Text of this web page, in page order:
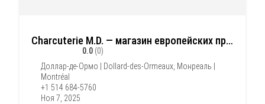
Charcuterie M.D. — магазин европейских продуктов
0.0 (0)
Доллар-де-Ормо | Dollard-des-Ormeaux, Монреаль |
Montréal
+1 514 684-5760
Ноя 7, 2025